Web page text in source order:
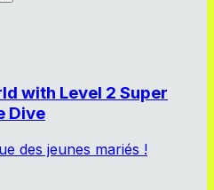
with Level 2 Super
Dive
des jeunes mariés !